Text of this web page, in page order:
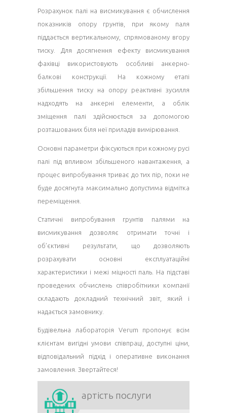
Розрахунок палі на висмикування є обчислення
показників опору грунтів, при якому паля
піддається вертикальному, спрямованому вгору
тиску. Для досягнення ефекту висмикування
фахівці використовують особливі анкерно-
балкові конструкції. На кожному етапі
збільшення тиску на опору реактивні зусилля
надходять на анкерні елементи, а облік
зміщення палі здійснюється за допомогою
розташованих біля неї приладів вимірювання.
Основні параметри фіксуються при кожному русі
палі під впливом збільшеного навантаження, а
процес випробування триває до тих пір, поки не
буде досягнута максимально допустима відмітка
переміщення.
Статичні випробування грунтів палями на
висмикування дозволяє отримати точні і
об’єктивні результати, що дозволяють
розрахувати основні експлуатаційні
характеристики і межі міцності паль. На підставі
проведених обчислень співробітники компанії
складають докладний технічний звіт, який і
надається замовнику.
Будівельна лабораторія Verum пропонує всім
клієнтам вигідні умови співпраці, доступні ціни,
відповідальний підхід і оперативне виконання
замовлення. Звертайтеся!
Вартість послуги